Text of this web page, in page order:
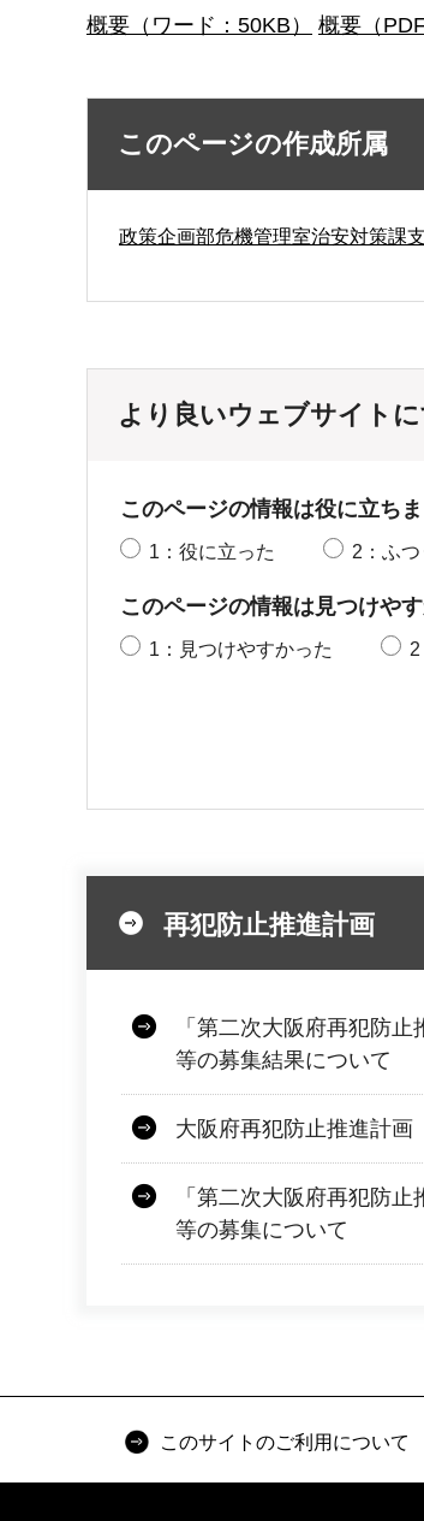
概要（ワード：50KB）
概要（
このページの作成所属
政策企画部危機管理室治安対策課
より良いウェブサイト
このページの情報は役に立ち
1：役に立った 2：ふつ
このページの情報は見つけや
1：見つけやすかった 2
再犯防止推進計画
「第二次大阪府再犯防
等の募集結果について
大阪府再犯防止推進計画
「第二次大阪府再犯防
等の募集について
このサイトのご利用について